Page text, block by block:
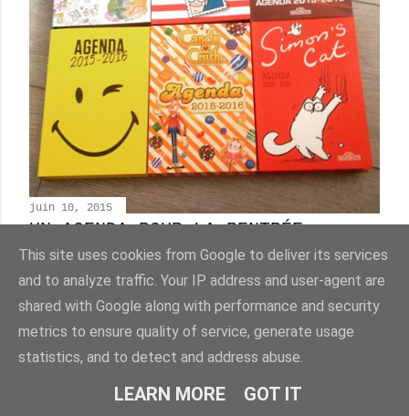
juin 10, 2015
UN AGENDA POUR LA RENTRÉE
[CONCOURS]
Partager 2 commentaires
This site uses cookies from Google to deliver its services
and to analyze traffic. Your IP address and user-agent are
shared with Google along with performance and security
metrics to ensure quality of service, generate usage
statistics, and to detect and address abuse.
LEARN MORE GOT IT